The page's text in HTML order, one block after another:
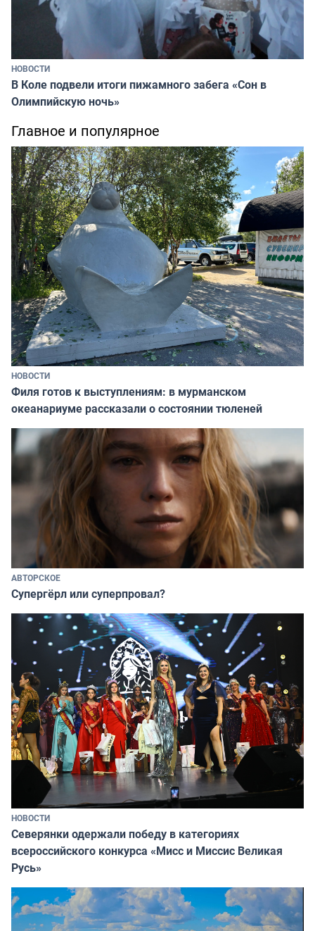
НОВОСТИ
В Коле подвели итоги пижамного забега «Сон в
Олимпийскую ночь»
Главное и популярное
НОВОСТИ
Филя готов к выступлениям: в мурманском
океанариуме рассказали о состоянии тюленей
АВТОРСКОЕ
Супергёрл или суперпровал?
НОВОСТИ
Северянки одержали победу в категориях
всероссийского конкурса «Мисс и Миссис Великая
Русь»